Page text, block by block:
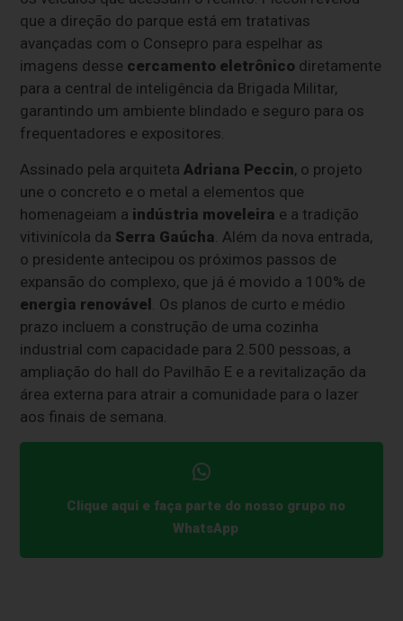
que a direção do parque está em tratativas
avançadas com o Consepro para espelhar as
imagens desse cercamento eletrônico diretamente
para a central de inteligência da Brigada Militar,
garantindo um ambiente blindado e seguro para os
frequentadores e expositores.
Assinado pela arquitetaAdriana Peccin, o projeto
une o concreto e o metal a elementos que
homenageiam a indústria moveleira e a tradição
vitivinícola da Serra Gaúcha . Além da nova entrada,
o presidente antecipou os próximos passos de
expansão do complexo, que já é movido a 100% de
energia renovável . Os planos de curto e médio
prazo incluem a construção de uma cozinha
industrial com capacidade para 2.500 pessoas, a
ampliação do hall do Pavilhão E e a revitalização da
área externa para atrair a comunidade para o lazer
aos finais de semana.
Clique aqui e faça parte do nosso grupo no
WhatsApp